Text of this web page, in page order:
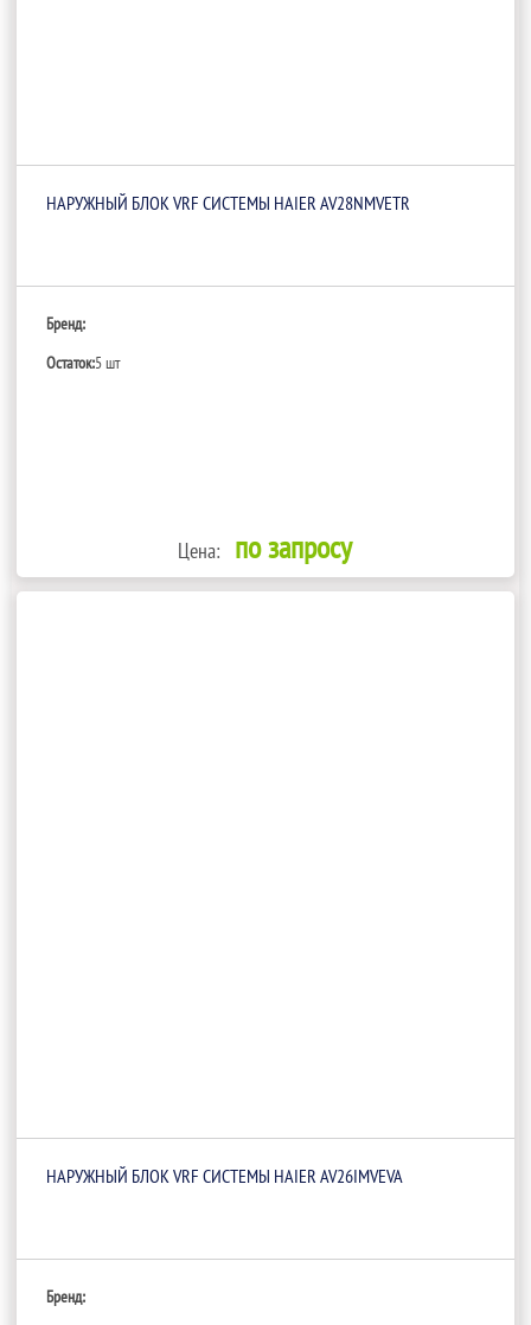
НАРУЖНЫЙ БЛОК VRF СИСТЕМЫ HAIER AV28NMVETR
Бренд:
Остаток:5 шт
Цена: по запросу
НАРУЖНЫЙ БЛОК VRF СИСТЕМЫ HAIER AV26IMVEVA
Бренд: